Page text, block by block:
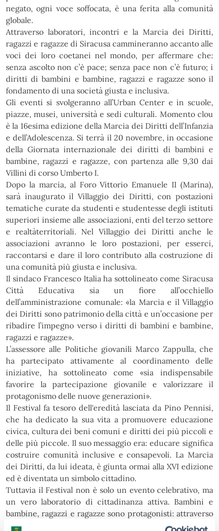
negato, ogni vocesoffocata, è una ferita alla comunità
globale.
Attraverso laboratori, incontri e la Marcia dei Diritti,
ragazzi e ragazze di Siracusa cammineranno accanto alle
voci dei loro coetanei nel mondo, per affermare che:
senza ascolto non c’è pace; senza pace non c’è futuro; i
diritti dibambini e bambine, ragazzi e ragazze sono il
fondamento di una società giusta e inclusiva.
Gli eventi si svolgeranno all’Urban Center e in scuole,
piazze, musei, università e sedi culturali. Momento clou
è la 16esima edizione della Marcia dei Diritti dell’Infanzia
e dell’Adolescenza. Si terrà il 20 novembre, in occasione
della Giornata internazionale dei diritti di bambini e
bambine, ragazzi e ragazze, con partenza alle 9,30 dai
Villini di corso Umberto I.
Dopo la marcia, al Foro Vittorio Emanuele II (Marina),
sarà inaugurato il Villaggio dei Diritti, con postazioni
tematiche curate da studenti e studentesse degli istituti
superiori insieme alle associazioni, enti del terzo settore
e realtàterritoriali. Nel Villaggio dei Diritti anche le
associazioni avranno le loro postazioni, per esserci,
raccontarsi e dare il loro contributo alla costruzione di
una comunità più giusta e inclusiva.
Il sindaco Francesco Italia ha sottolineato come Siracusa
Città
Educativa sia un fiore
all’occhiello
dell’amministrazione comunale: «la Marcia e il Villaggio
dei Diritti sono patrimonio della città e un’occasione per
ribadire l’impegno verso i diritti di bambini e bambine,
ragazzi e ragazze».
L’assessore alle Politiche giovanili Marco Zappulla, che
ha partecipato attivamente al coordinamento delle
iniziative, ha sottolineato come «sia indispensabile
favorire la partecipazione giovanile e valorizzare il
protagonismo delle nuove generazioni».
Il Festival fa tesoro dell'eredità lasciata da Pino Pennisi,
che ha dedicato la sua vita a promuovere educazione
civica, cultura dei beni comuni e diritti dei più piccoli e
delle più piccole. Il suo messaggio era: educare significa
costruire comunità inclusive e consapevoli. La Marcia
dei Diritti, da lui ideata, è giunta ormai alla XVI edizione
ed è diventata un simbolo cittadino.
Tuttavia il Festival non è solo un evento celebrativo, ma
un vero laboratorio di cittadinanza attiva. Bambini e
bambine, ragazzi e ragazze sono protagonisti: attraverso
laboratori, spettacoli e incontri, imparano che i loro